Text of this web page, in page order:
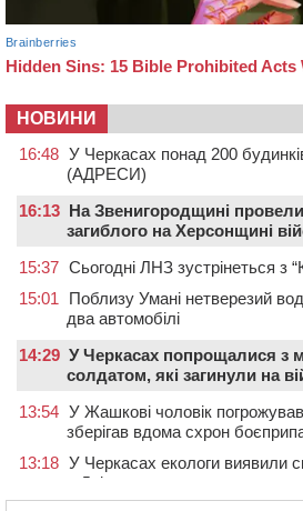
НОВИНИ
16:48 У Черкасах понад 200
(АДРЕСИ)
16:13 На Звенигородщині
загиблого на Херсонщині
15:37 Сьогодні ЛНЗ зустрінеться з
15:01
Поблизу Умані нетверезий
два автомобілі
14:29 У Черкасах попрощалися з
солдатом, які загинули на
13:54 У Жашкові чоловік
зберігав вдома схрон
13:18 У Черкасах екологи виявили
в Дніпро